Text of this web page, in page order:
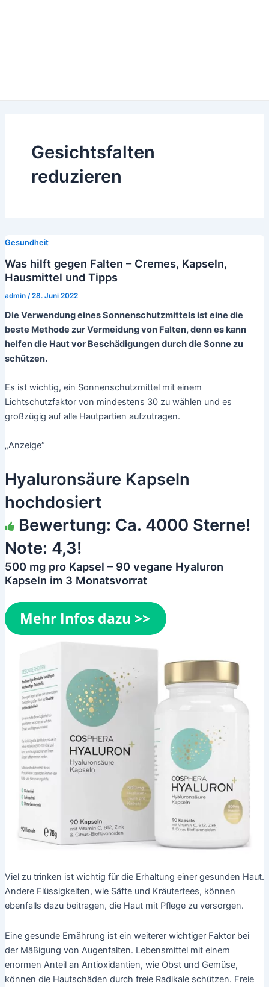
Gesichtsfalten
reduzieren
Gesundheit
Was hilft gegen Falten – Cremes, Kapseln,
Hausmittel und Tipps
admin /28. Juni 2022
Die Verwendung eines Sonnenschutzmittels ist eine die
beste Methode zur Vermeidung von Falten, denn es kann
helfen die Haut vor Beschädigungen durch die Sonne zu
schützen.
Es ist wichtig, ein Sonnenschutzmittel mit einem
Lichtschutzfaktor von mindestens 30 zu wählen und es
großzügig auf alle Hautpartien aufzutragen.
„Anzeige“
Hyaluronsäure Kapseln
hochdosiert
Bewertung: Ca. 4000 Sterne!
Note: 4,3!
500 mg pro Kapsel – 90 vegane Hyaluron
Kapseln im 3 Monatsvorrat
Viel zu trinken ist wichtig für die Erhaltung einer gesunden Haut.
Andere Flüssigkeiten, wie Säfte und Kräutertees, können
ebenfalls dazu beitragen, die Haut mit Pflege zu versorgen.
Eine gesunde Ernährung ist ein weiterer wichtiger Faktor bei
der Mäßigung von Augenfalten. Lebensmittel mit einem
enormen Anteil an Antioxidantien, wie Obst und Gemüse,
können die Hautschäden durch freie Radikale schützen. Freie